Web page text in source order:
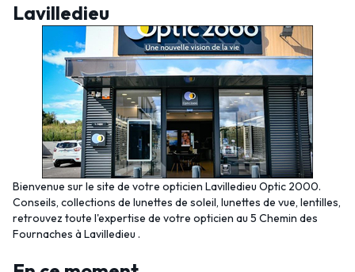
Lavilledieu
Bienvenue sur le site de votre opticien Lavilledieu Optic 2000.
Conseils, collections de lunettes de soleil, lunettes de vue, lentilles,
retrouvez toute l'expertise de votre opticien au 5 Chemin des
Fournaches à Lavilledieu .